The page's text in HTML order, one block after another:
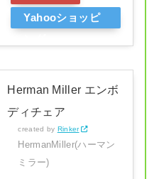
Yahooショッピ
Herman Miller エンボ
ディチェア
created by Rinker
HermanMiller(ハーマン
ミラー)